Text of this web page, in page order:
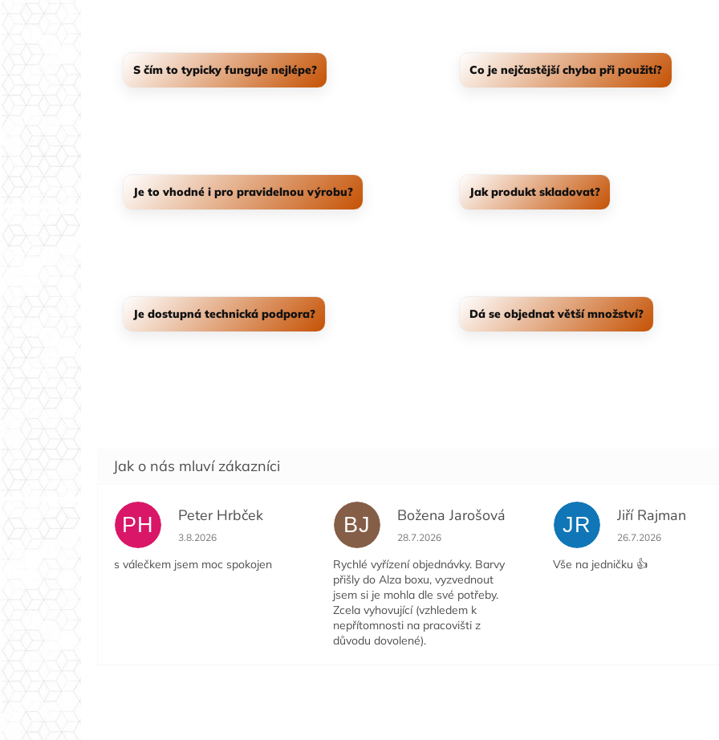
S čím to typicky funguje nejlépe? Co je nejčastější chyba při použití?
Je to vhodné i pro pravidelnou výrobu? Jak produkt skladovat?
Je dostupná technická podpora? Dá se objednat větší množství?
PH Peter Hrbček
Hodnocení obchodu je 5 z 5 hvězdiček.
3.8.2026
s válečkem jsem moc spokojen
BJ Božena Jarošová
Hodnocení obchodu je 5 z 5 hvězdiček.
28.7.2026
Rychlé vyřízení objednávky. Barvy
přišly do Alza boxu, vyzvednout
jsem si je mohla dle své potřeby.
Zcela vyhovující (vzhledem k
nepřítomnosti na pracovišti z
důvodu dovolené).
JR Jiří Rajman
Hodnocení
26.7.2026
Vše na jedničku 👍